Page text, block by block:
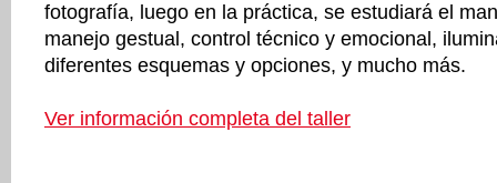
fotografía, luego en la práctica, se estudiará el
manejo gestual, control técnico y emocional,
diferentes esquemas y opciones, y mucho más.
Ver información completa del taller